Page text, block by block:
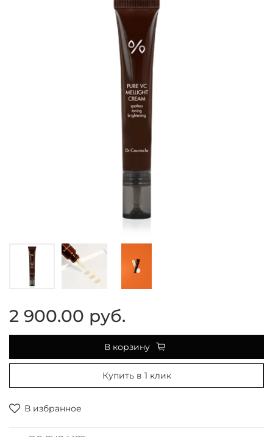
В избранное
2 900.00 руб.
В корзину
Купить в 1 клик